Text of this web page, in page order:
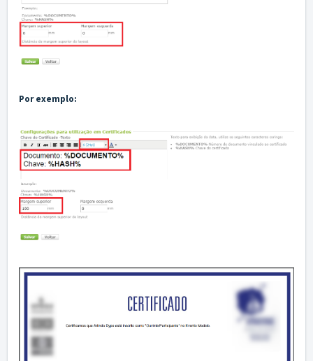
Por exemplo: